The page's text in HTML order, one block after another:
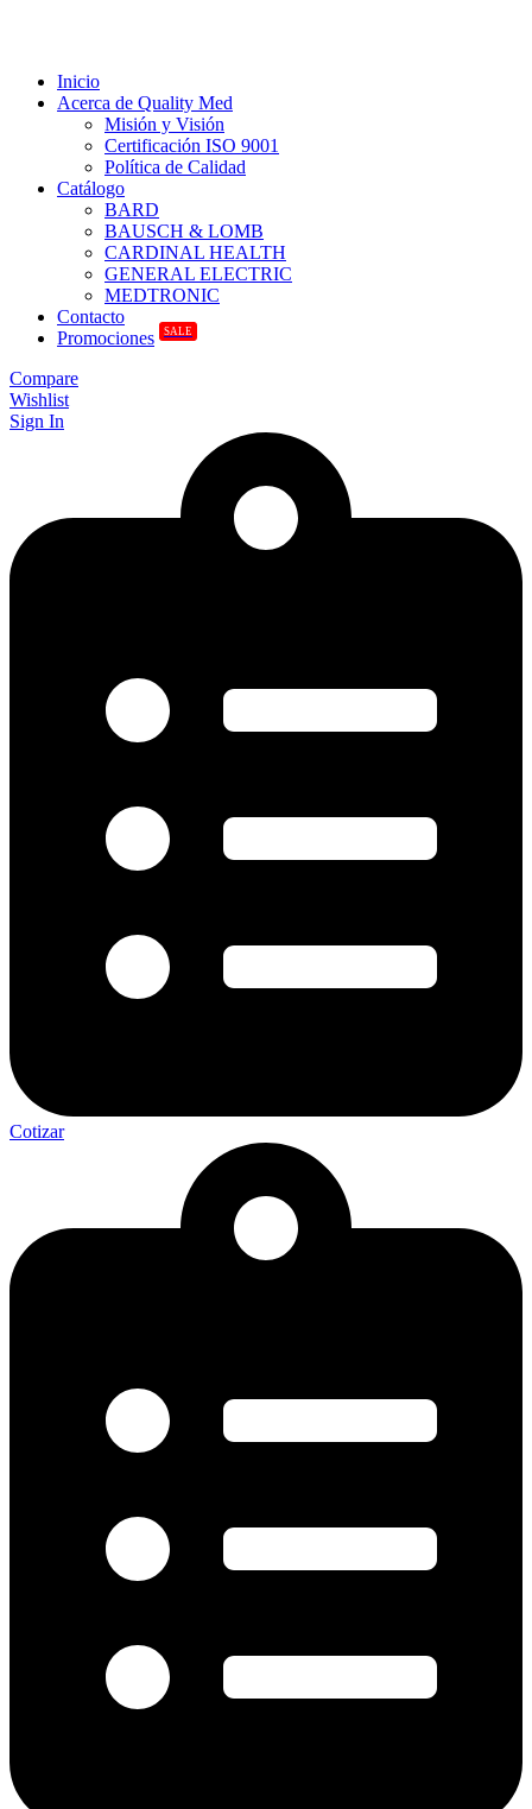
Inicio
Acerca de Quality Med
Misión y Visión
Certificación ISO 9001
Política de Calidad
Catálogo
BARD
BAUSCH & LOMB
CARDINAL HEALTH
GENERAL ELECTRIC
MEDTRONIC
Contacto
Promociones
SALE
Compare
Wishlist
Sign In
Cotizar